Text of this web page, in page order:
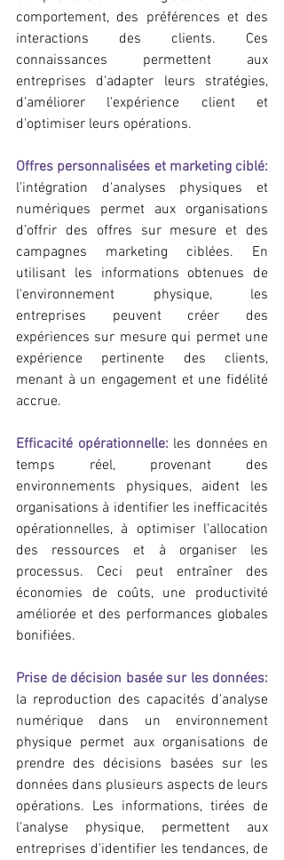
comportement, des préférences et des
interactions des clients. Ces
connaissances permettent aux
entreprises d'adapter leurs stratégies,
d'améliorer l'expérience client et
d'optimiser leurs opérations.
Offres personnalisées et marketing ciblé:
l'intégration d'analyses physiques et
numériques permet aux organisations
d’offrir des offres sur mesure et des
campagnes marketing ciblées. En
utilisant les informations obtenues de
l'environnement physique, les
entreprises peuvent créer des
expériences sur mesure qui permet une
expérience pertinente des clients,
menant à un engagement et une fidélité
accrue.
Efficacité opérationnelle: les données en
temps réel, provenant des
environnements physiques, aident les
organisations à identifier les inefficacités
opérationnelles, à optimiser l'allocation
des ressources et à organiser les
processus. Ceci peut entraîner des
économies de coûts, une productivité
améliorée et des performances globales
bonifiées.
Prise de décision basée sur les données:
la reproduction des capacités d'analyse
numérique dans un environnement
physique permet aux organisations de
prendre des décisions basées sur les
données dans plusieurs aspects de leurs
opérations. Les informations, tirées de
l'analyse physique, permettent aux
entreprises d'identifier les tendances, de